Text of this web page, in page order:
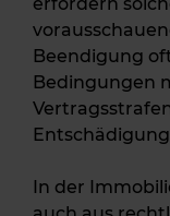
erfordern
Beendigung
Bedingungen
In der